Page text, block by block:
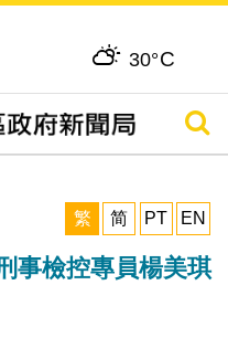
30°C
搜尋
繁
简 PT EN
事檢控專員楊美琪